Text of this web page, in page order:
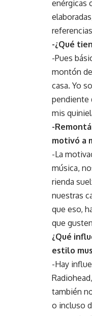
enérgicas
-¿Qué
-Pues
montón
casa. Yo
pendiente
mis
-
motivó a
-La
música,
rienda
nuestras
que eso,
que
¿Qué
estilo
-Hay
también
o incluso